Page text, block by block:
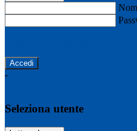
-
Seleziona utente